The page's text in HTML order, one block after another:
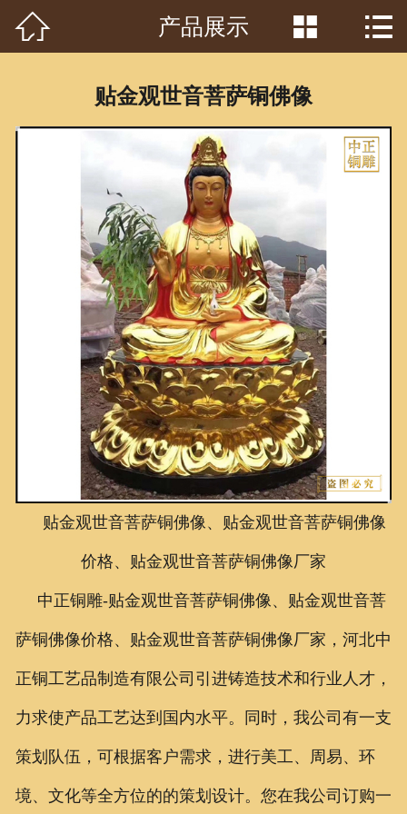
首页
常识问答
新闻资讯
荣誉资质
泥塑鉴赏
联系我们
 产品展示  
贴金观世音菩萨铜佛像
贴金观世音菩萨铜佛像、贴金观世音菩萨铜佛像
价格、贴金观世音菩萨铜佛像厂家
中正铜雕-贴金观世音菩萨铜佛像、 贴金观世音菩
萨铜佛像价格、 贴金观世音菩萨铜佛像厂家 ，河北中
正铜工艺品制造有限公司引进铸造技术和行业人才，
力求使产品工艺达到国内水平。同时，我公司有一支
策划队伍，可根据客户需求，进行美工、周易、环
境、文化等全方位的的策划设计。您在我公司订购一